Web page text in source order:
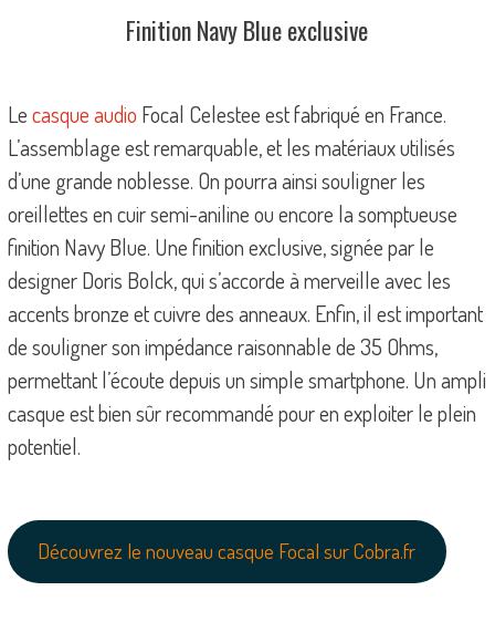
Finition Navy Blue exclusive
Lecasque audio Focal Celestee est fabriqué en France.
L’assemblage est remarquable, et les matériaux utilisés
d’une grande noblesse. On pourra ainsi souligner les
oreillettes en cuir semi-aniline ou encore la somptueuse
finition Navy Blue. Une finition exclusive, signée par le
designer Doris Bolck, qui s’accorde à merveille avec les
accents bronze et cuivre des anneaux. Enfin, il est important
de souligner son impédance raisonnable de 35 Ohms,
permettant l’écoute depuis un simple smartphone. Un ampli
casque est bien sûr recommandé pour en exploiter le plein
potentiel.
Découvrez le nouveau casque Focal sur Cobra.fr